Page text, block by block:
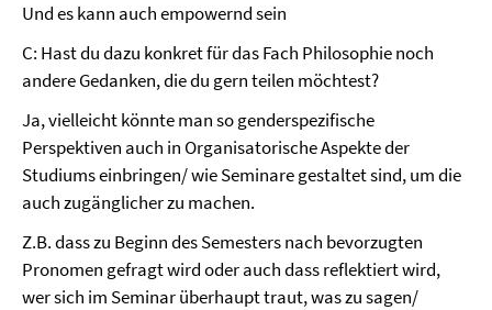
Und es kann auch empowernd sein
C: Hast du dazu konkret für das Fach Philosophie noch
andere Gedanken, die du gern teilen möchtest?
Ja, vielleicht könnte man so genderspezifische
Perspektiven auch in Organisatorische Aspekte der
Studiums einbringen/ wie Seminare gestaltet sind, um die
auch zugänglicher zu machen.
Z.B. dass zu Beginn des Semesters nach bevorzugten
Pronomen gefragt wird oder auch dass reflektiert wird,
wer sich im Seminar überhaupt traut, was zu sagen/